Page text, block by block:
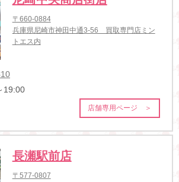
〒660-0884
兵庫県尼崎市神田中通3-56 買取専門店ミン
トエス内
19:00
店舗専用ページ ＞
長瀬駅前店
〒577-0807